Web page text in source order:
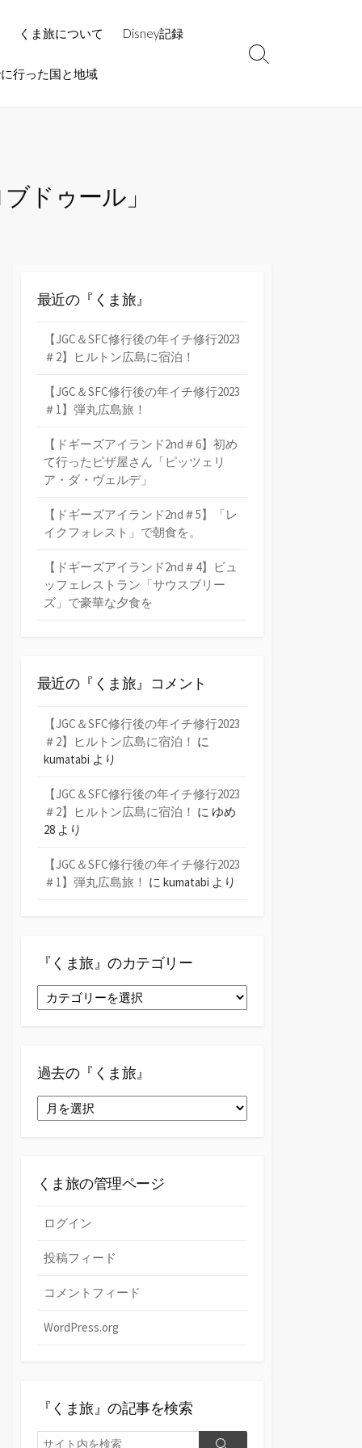
くま旅について Disney記録
行った国と地域
検
ドゥール」
最近の『くま旅』
【JGC＆SFC修行後の年イチ修行2023
＃2】ヒルトン広島に宿泊！
【JGC＆SFC修行後の年イチ修行2023
＃1】弾丸広島旅！
【ドギーズアイランド2nd＃6】初め
て行ったピザ屋さん「ピッツェリ
ア・ダ・ヴェルデ」
【ドギーズアイランド2nd＃5】「レ
イクフォレスト」で朝食を。
【ドギーズアイランド2nd＃4】ビュ
ッフェレストラン「サウスブリー
ズ」で豪華な夕食を
最近の『くま旅』コメント
【JGC＆SFC修行後の年イチ修行2023
＃2】ヒルトン広島に宿泊！ に
kumatabi より
【JGC＆SFC修行後の年イチ修行2023
＃2】ヒルトン広島に宿泊！ に ゆめ
28 より
【JGC＆SFC修行後の年イチ修行2023
＃1】弾丸広島旅！ に kumatabi より
『くま旅』のカテゴリー
『く
ま
テ
ゴ
リ
過去の『くま旅』
去
旅』
くま旅の管理ページ
ログイン
投稿フィード
コメントフィード
WordPress.org
『くま旅』の記事を検索
検